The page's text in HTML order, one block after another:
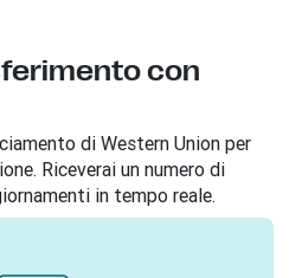
con
di Western Union per
Riceverai un numero di
in tempo reale.